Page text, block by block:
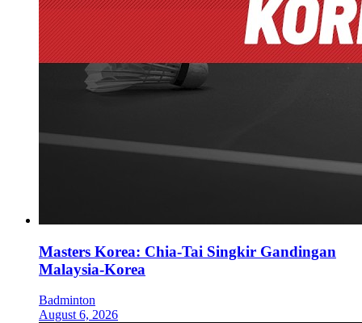
Masters Korea: Chia-Tai Singkir Gandingan
Malaysia-Korea
Badminton
August 6, 2026